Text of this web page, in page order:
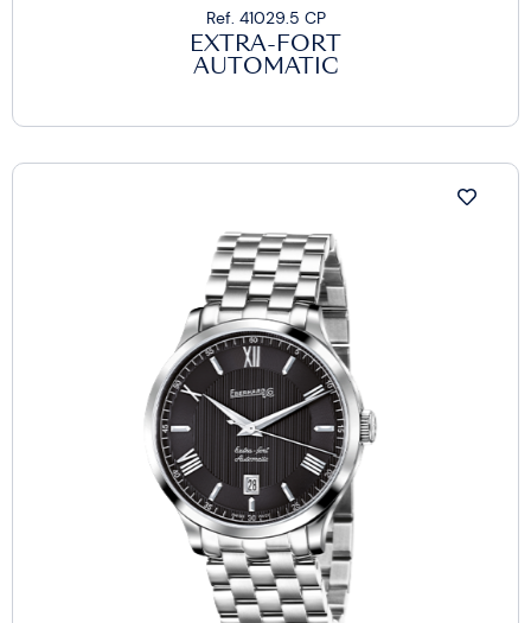
Ref. 41029.5 CP
EXTRA-FORT
AUTOMATIC